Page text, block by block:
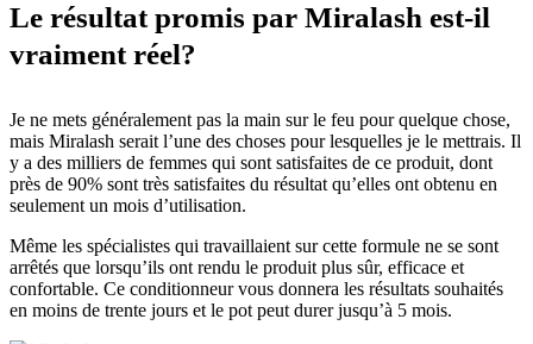
Le résultat promis par Miralash est-il
vraiment réel?
Je ne mets généralement pas la main sur le feu pour quelque chose,
mais Miralash serait l’une des choses pour lesquelles je le mettrais. Il
y a des milliers de femmes qui sont satisfaites de ce produit, dont
près de 90% sont très satisfaites du résultat qu’elles ont obtenu en
seulement un mois d’utilisation.
Même les spécialistes qui travaillaient sur cette formule ne se sont
arrêtés que lorsqu’ils ont rendu le produit plus sûr, efficace et
confortable. Ce conditionneur vous donnera les résultats souhaités
en moins de trente jours et le pot peut durer jusqu’à 5 mois.